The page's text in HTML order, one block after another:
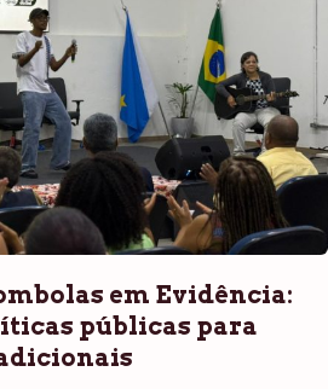
em Evidência:
públicas para